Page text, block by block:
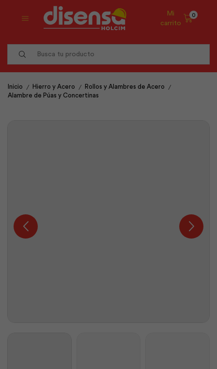
Mi
carrito
0
Inicio / Hierro y Acero / Rollos y Alambres de Acero /
Alambre de Púas y Concertinas